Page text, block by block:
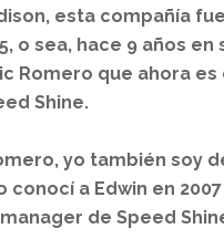
esta compañía
o sea, hace 9 años en
Romero que ahora
Shine.
yo también soy
conocí a Edwin en
de Speed